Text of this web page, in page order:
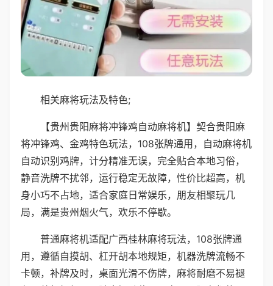
相关麻将玩法及特色;
【贵州贵阳麻将冲锋鸡自动麻将机】契合贵阳麻
将冲锋鸡、金鸡特色玩法，108张牌通用，自动麻将机
自动识别鸡牌，计分精准无误，完全贴合本地习俗，
静音洗牌不扰邻，运行稳定无故障，性价比超高，机
身小巧不占地，适合家庭日常娱乐，朋友相聚玩几
局，满是贵州烟火气，欢乐不停歇。
普通麻将机适配广西桂林麻将玩法，108张牌通
用，遵循自摸胡、杠开胡本地规矩，机器洗牌流畅不
卡顿，补牌及时，桌面光滑不伤牌，麻将耐磨不易褪